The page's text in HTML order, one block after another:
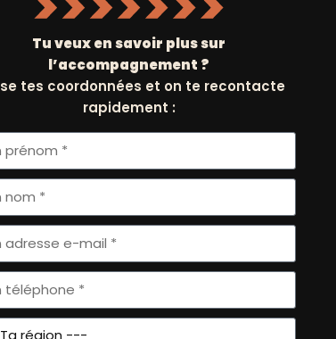
NOS RÉGIONS
NOUS REJOINDRE
Tu veux en savoir plus sur
l’accompagnement ?
tes coordonnées et on te recontacte
rapidement :